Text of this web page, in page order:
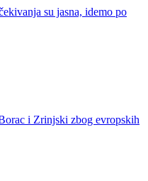
čekaju novi termin zbog